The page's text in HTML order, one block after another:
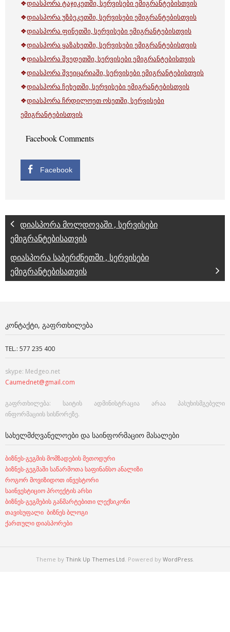
❖დიასპორა ტაჯიკეთში, სერვისები ემიგრანტებისთვის
❖დიასპორა უზბეკეთში, სერვისები ემიგრანტებისთვის
❖დიასპორა ფინეთში, სერვისები ემიგრანტებისთვის
❖დიასპორა ყაზახეთში, სერვისები ემიგრანტებისთვის
❖დიასპორა შვედეთში, სერვისები ემიგრანტებისთვის
❖დიასპორა შვეიცარიაში, სერვისები ემიგრანტებისთვის
❖დიასპორა ჩეხეთში, სერვისები ემიგრანტებისთვის
❖დიასპორა ჩრდილოეთ ოსეთში, სერვისები
ემიგრანტებისთვის
Facebook Comments
Facebook
დიასპორა მოლდოვაში , სერვისები
ემიგრანტებისათვის
დიასპორა საბერძნეთში , სერვისები
ემიგრანტებისათვის
ᲙᲝᲜᲢᲐᲥᲢᲘ, ᲒᲐᲤᲠᲗᲮᲘᲚᲔᲑᲐ
TEL.: 577 235 400
skype: Medgeo.net
Caumednet@gmail.com
გაფრთხილება: საიტის ადმინისტრაცია არაა პასუხისმგებელი
ინფორმაციის სისწორეზე.
ᲡᲐᲮᲔᲚᲛᲫᲦᲕᲐᲜᲔᲚᲝᲔᲑᲘ ᲓᲐ ᲡᲐᲘᲜᲤᲝᲠᲛᲐᲪᲘᲝ ᲛᲐᲡᲐᲚᲔᲑᲘ
ბიზნეს-გეგმის მომზადების მეთოდური
ბიზნეს-გეგმაში საწარმოთა საფინანსო ანალიზი
როგორ მოვიზიდოთ ინვესტორი
საინვესტიციო პროექტის არსი
ბიზნეს-გეგმების განმარტებითი ლექსიკონი
თავისუფალი ბიზნეს ბლოგი
ქართული დიასპორები
Theme by Think Up Themes Ltd. Powered by WordPress.